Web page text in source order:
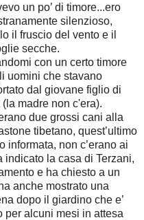
un po’ di timore...ero
silenzioso,
il fruscio del vento e il
secche.
con un certo timore
uomini che stavano
dal giovane figlio di
madre non c'era).
due grossi cani alla
tibetano, quest’ultimo
informata, non c’erano ai
indicato la casa di Terzani,
e ha chiesto a un
anche mostrato una
dopo il giardino che e’
per alcuni mesi in attesa